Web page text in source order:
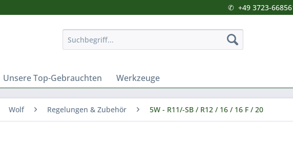
✆ +49 3723-
Unsere Top-Gebrauchten Werkzeuge
Wolf Regelungen & Zubehör 5W - R11/-SB / R12 / 16 / 16 F / 20